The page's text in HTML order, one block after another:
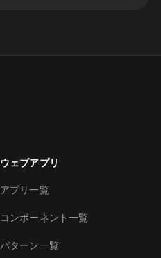
ウェブアプリ
アプリ一覧
コンポーネント一覧
パターン一覧